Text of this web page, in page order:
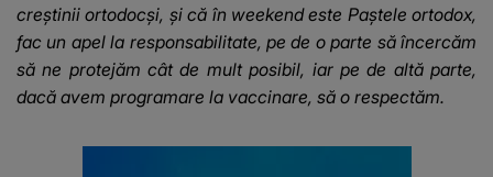
creştinii ortodocşi, şi că în weekend este Paştele ortodox,
fac un apel la responsabilitate, pe de o parte să încercăm
să ne protejăm cât de mult posibil, iar pe de altă parte,
dacă avem programare la vaccinare, să o respectăm.